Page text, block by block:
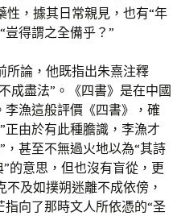
，據其日常親見，也有“年
得謂之全備乎？”
所論，他既指出朱熹注釋
成盡法”。《四書》是在中國
漁這般評價《四書》，確
由於有此種膽識，李漁才
，甚至不無過火地以為“其詩
的意思，但也沒有盲從，更
及如撲朔迷離不成依傍，
向了那時文人所依憑的“圣